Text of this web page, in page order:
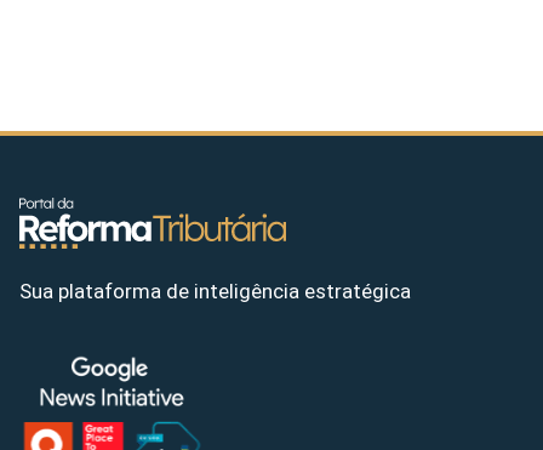
Sua plataforma de inteligência estratégica